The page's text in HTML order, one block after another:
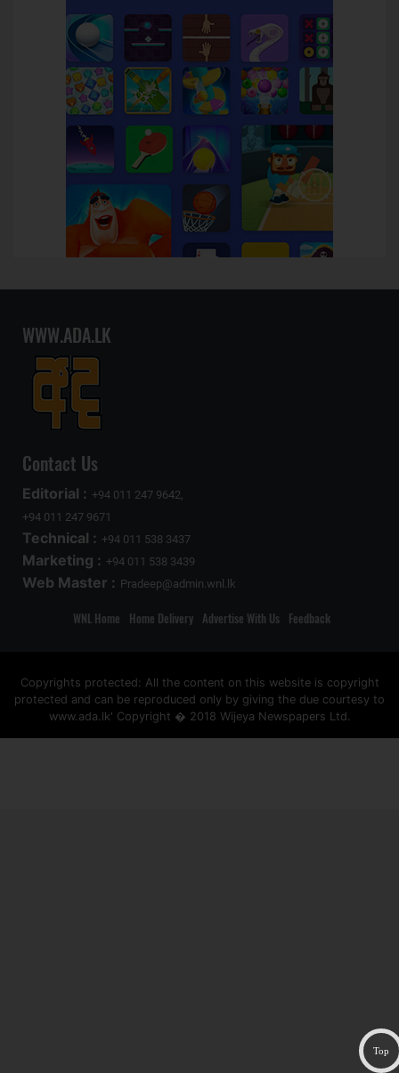
Top
WWW.ADA.LK
Contact Us
Editorial : +94 011 247 9642,
+94 011 247 9671
Technical : +94 011 538 3437
Marketing : +94 011 538 3439
Web Master : Pradeep@admin.wnl.lk
WNL Home Home Delivery Advertise With Us Feedback
Copyrights protected: All the content on this website is copyright
protected and can be reproduced only by giving the due courtesy to
www.ada.lk' Copyright � 2018 Wijeya Newspapers Ltd.